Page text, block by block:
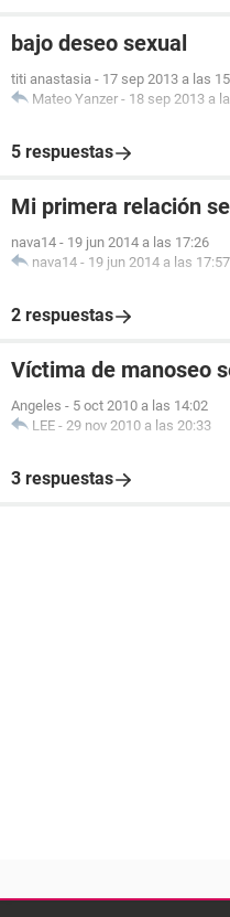
bajo deseo sexual
titi anastasia - 17 sep 2013 a las
Mateo Yanzer - 18 sep 2013 a
5 respuestas
Mi primera relación
nava14 - 19 jun 2014 a las 17:26
nava14 - 19 jun 2014 a las 17:57
2 respuestas
Víctima de manoseo
Angeles - 5 oct 2010 a las 14:02
LEE - 29 nov 2010 a las 20:33
3 respuestas